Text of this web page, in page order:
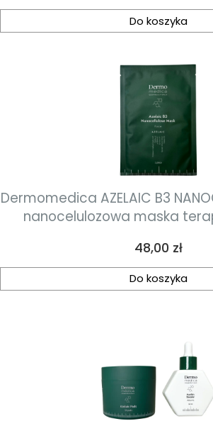
Do koszyka
Dermomedica AZELAIC B3
nanocelulozowa maska
przeciwzaskórnikowym,
rozjaśniającym
Cena
48,00 zł
Do koszyka